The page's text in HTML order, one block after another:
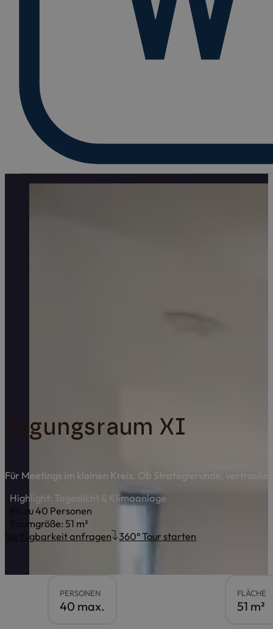
Tagungsraum XI
Für Meetings im kleinen Kreis. Ob Strategierunde,
Highlight: Tageslicht & Klimaanlage
Bis zu 40 Personen
Raumgröße: 51 m²
Verfügbarkeit anfragen
360° Tour starten
PERSONEN
40 max.
FLÄCHE
51 m²